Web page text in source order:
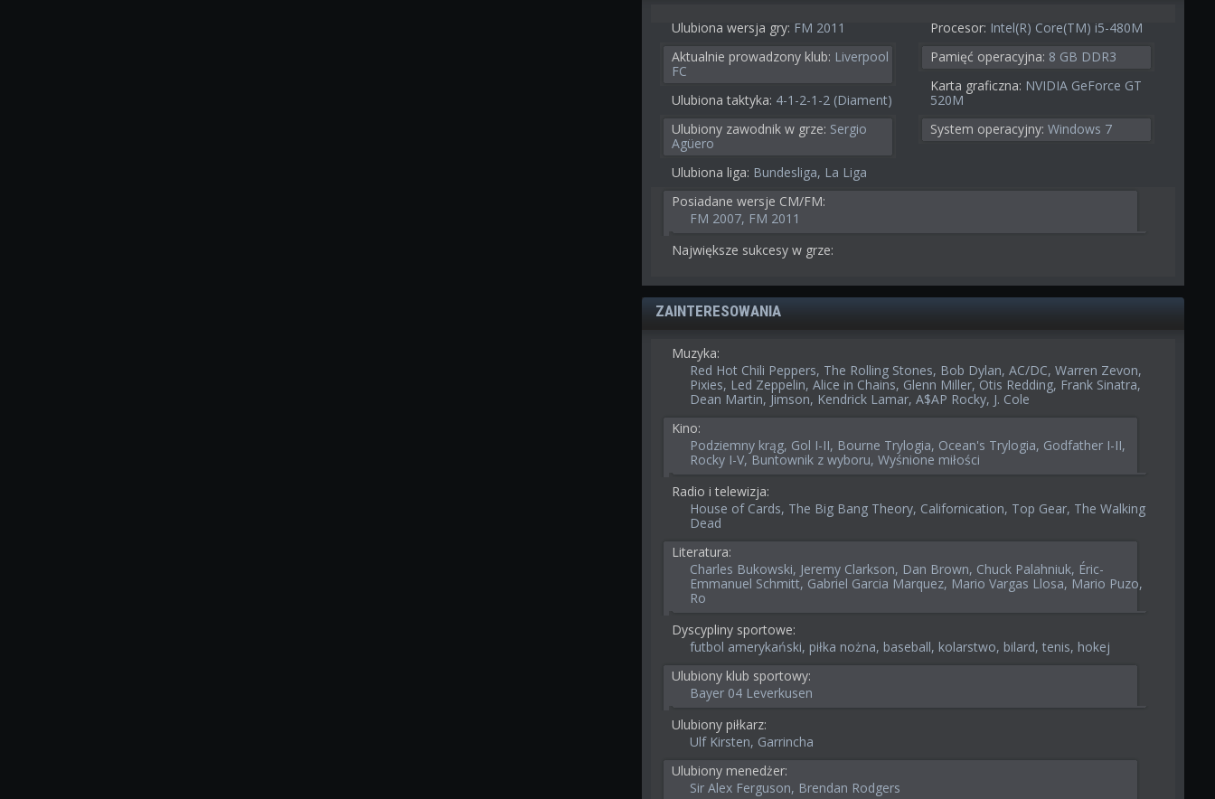
Ulubiona wersja gry: FM 2011
Aktualnie prowadzony klub: Liverpool
FC
Ulubiona taktyka: 4-1-2-1-2 (Diament)
Ulubiony zawodnik w grze: Sergio
Agüero
Ulubiona liga: Bundesliga, La Liga
Procesor: Intel(R) Core(TM) i5-480M
Pamięć operacyjna: 8 GB DDR3
Karta graficzna: NVIDIA GeForce GT
520M
System operacyjny: Windows 7
Posiadane wersje CM/FM:
FM 2007, FM 2011
Największe sukcesy w grze:
ZAINTERESOWANIA
Muzyka:
Red Hot Chili Peppers, The Rolling Stones, Bob Dylan, AC/DC, Warren Zevon,
Pixies, Led Zeppelin, Alice in Chains, Glenn Miller, Otis Redding, Frank Sinatra,
Dean Martin, Jimson, Kendrick Lamar, A$AP Rocky, J. Cole
Kino:
Podziemny krąg, Gol I-II, Bourne Trylogia, Ocean's Trylogia, Godfather I-II,
Rocky I-V, Buntownik z wyboru, Wyśnione miłości
Radio i telewizja:
House of Cards, The Big Bang Theory, Californication, Top Gear, The Walking
Dead
Literatura:
Charles Bukowski, Jeremy Clarkson, Dan Brown, Chuck Palahniuk, Éric-
Emmanuel Schmitt, Gabriel Garcia Marquez, Mario Vargas Llosa, Mario Puzo,
Ro
Dyscypliny sportowe:
futbol amerykański, piłka nożna, baseball, kolarstwo, bilard, tenis, hokej
Ulubiony klub sportowy:
Bayer 04 Leverkusen
Ulubiony piłkarz:
Ulf Kirsten, Garrincha
Ulubiony menedżer:
Sir Alex Ferguson, Brendan Rodgers